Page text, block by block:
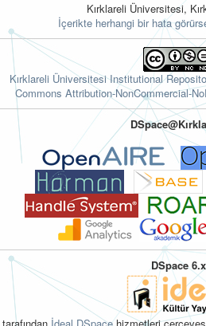
Kırklareli Üniversitesi,
İçerikte herhangi bir hata
Kırklareli Üniversitesi Institutional
Commons Attribution-NonCommercial-
DSpace 6.x